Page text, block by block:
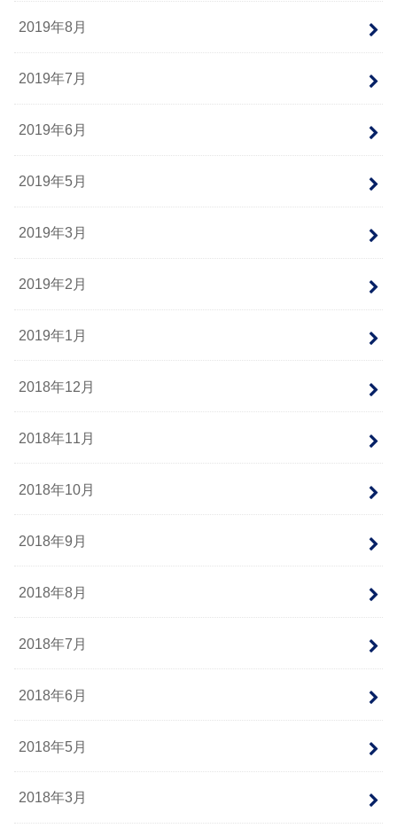
2019年8月
2019年7月
2019年6月
2019年5月
2019年3月
2019年2月
2019年1月
2018年12月
2018年11月
2018年10月
2018年9月
2018年8月
2018年7月
2018年6月
2018年5月
2018年3月